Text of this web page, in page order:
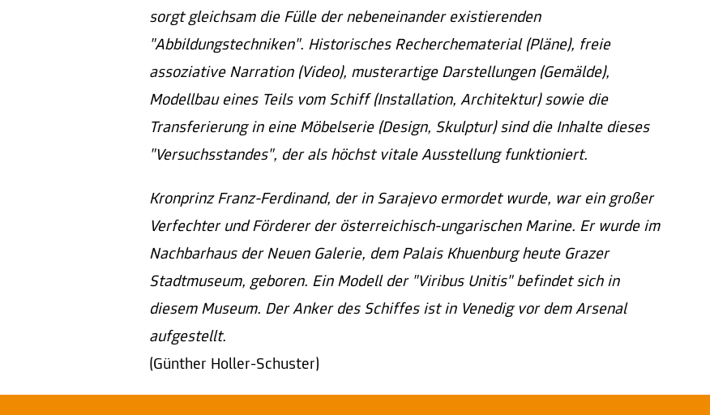
sorgt gleichsam die Fülle der nebeneinander existierenden
"Abbildungstechniken". Historisches Recherchematerial (Pläne), freie
assoziative Narration (Video), musterartige Darstellungen (Gemälde),
Modellbau eines Teils vom Schiff (Installation, Architektur) sowie die
Transferierung in eine Möbelserie (Design, Skulptur) sind die Inhalte dieses
"Versuchsstandes", der als höchst vitale Ausstellung funktioniert.
Kronprinz Franz-Ferdinand, der in Sarajevo ermordet wurde, war ein großer
Verfechter und Förderer der österreichisch-ungarischen Marine. Er wurde im
Nachbarhaus der Neuen Galerie, dem Palais Khuenburg heute Grazer
Stadtmuseum, geboren. Ein Modell der "Viribus Unitis" befindet sich in
diesem Museum. Der Anker des Schiffes ist in Venedig vor dem Arsenal
aufgestellt.
(Günther Holler-Schuster)